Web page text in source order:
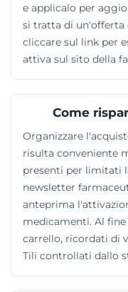
e applicalo per
si tratta di un'offerta
cliccare sul link per
attiva sul sito della
Come
Organizzare
risulta conveniente
presenti per limitati
newsletter
anteprima
medicamenti. Al
carrello, ricordati di
Tili controllati dallo